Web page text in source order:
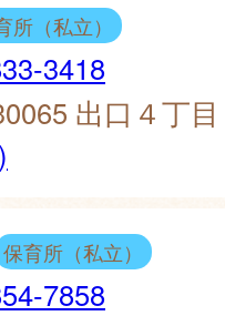
所（私立）
3418
出口４丁
保育所（私立）
7858